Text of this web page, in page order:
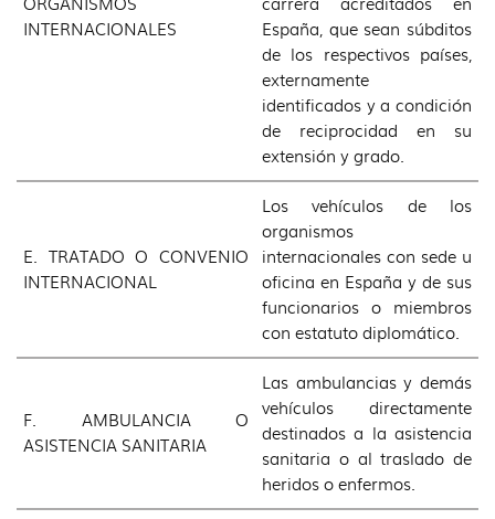
INTERNACIONALES
España, que sean súbditos
de los respectivos países,
externamente
identificados y a condición
de reciprocidad en su
extensión y grado.
E. TRATADO O CONVENIO
INTERNACIONAL
Los vehículos de los
organismos
internacionales con sede u
oficina en España y de sus
funcionarios o miembros
con estatuto diplomático.
F. AMBULANCIA O
ASISTENCIA SANITARIA
Las ambulancias y demás
vehículos directamente
destinados a la asistencia
sanitaria o al traslado de
heridos o enfermos.